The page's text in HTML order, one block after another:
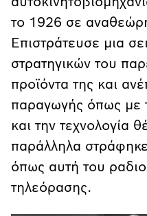
το 1926 σε
Επιστράτευσε μια
στρατηγικών του
προϊόντα της και
παραγωγής όπως με
και την τεχνολογία
παράλληλα
όπως αυτή του
τηλεόρασης.